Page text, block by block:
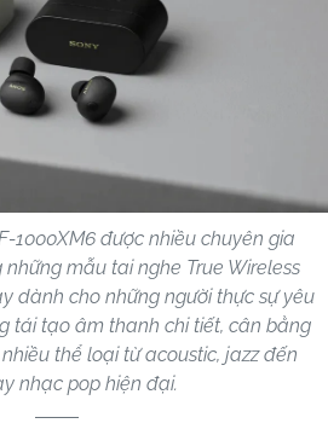
1000XM6 được nhiều chuyên gia
mẫu tai nghe True Wireless
dành cho những người thực sự yêu
tái tạo âm thanh chi tiết, cân bằng
thể loại từ acoustic, jazz đến
nhạc pop hiện đại.